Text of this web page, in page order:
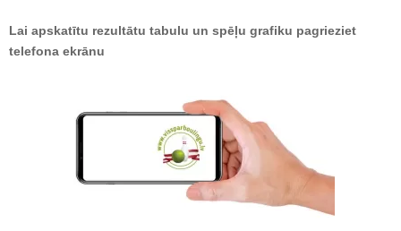
Lai apskatītu rezultātu tabulu un spēļu grafiku pagrieziet
telefona ekrānu